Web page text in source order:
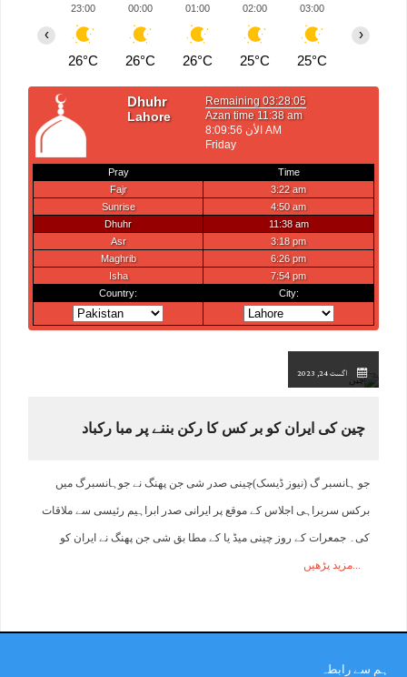
23:00
26°C
00:00
26°C
01:00
26°C
02:00
25°C
03:00
25°C
‹ ›
اگست 24, 2023
چین کی ایران کو بر کس کا رکن بننے پر مبا رکباد
جو ہانسبر گ (نیوز ڈیسک)چینی صدر شی جن پھنگ نے جوہانسبرگ میں
برکس سربراہی اجلاس کے موقع پر ایرانی صدر ابراہیم رئیسی سے ملاقات
کی۔ جمعرات کے روز چینی میڈ یا کے مطا بق شی جن پھنگ نے ایران کو
مزید پڑھیں
ہم سے رابطہ